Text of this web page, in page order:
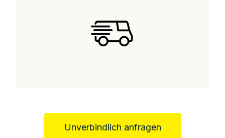
Unverbindlich anfragen